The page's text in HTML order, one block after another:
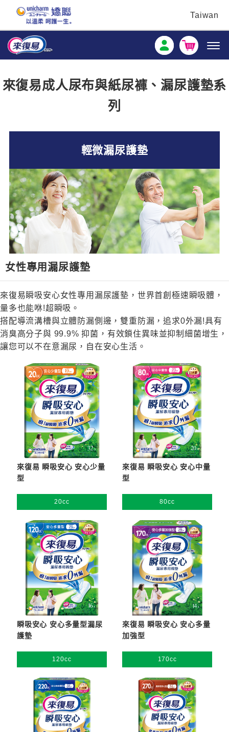
Taiwan
來復易成人尿布與紙尿褲、漏尿護墊系
列
輕微漏尿護墊
女性專用漏尿護墊
來復易瞬吸安心女性專用漏尿護墊，世界首創極速瞬吸體，
量多也能咻!超瞬吸。
搭配導流溝槽與立體防漏側邊，雙重防漏，追求0外漏!具有
消臭高分子與 99.9% 抑菌，有效鎖住異味並抑制細菌增生，
讓您可以不在意漏尿，自在安心生活。
來復易 瞬吸安心 安心少量
型
20cc
來復易 瞬吸安心 安心中量
型
80cc
瞬吸安心 安心多量型漏尿
護墊
120cc
來復易 瞬吸安心 安心多量
加強型
170cc